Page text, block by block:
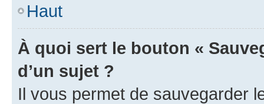
Haut
À quoi sert le bouton «
d’un sujet ?
Il vous permet de sauvegarder